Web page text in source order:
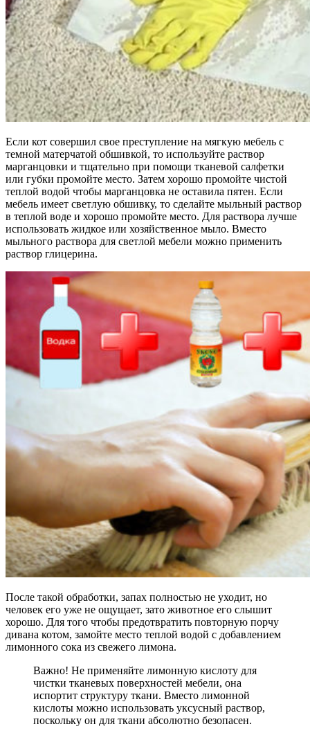
Если кот совершил свое преступление на мягкую мебель с
темной матерчатой обшивкой, то используйте раствор
марганцовки и тщательно при помощи тканевой салфетки
или губки промойте место. Затем хорошо промойте чистой
теплой водой чтобы марганцовка не оставила пятен. Если
мебель имеет светлую обшивку, то сделайте мыльный раствор
в теплой воде и хорошо промойте место. Для раствора лучше
использовать жидкое или хозяйственное мыло. Вместо
мыльного раствора для светлой мебели можно применить
раствор глицерина.
После такой обработки, запах полностью не уходит, но
человек его уже не ощущает, зато животное его слышит
хорошо. Для того чтобы предотвратить повторную порчу
дивана котом, замойте место теплой водой с добавлением
лимонного сока из свежего лимона.
Важно! Не применяйте лимонную кислоту для
чистки тканевых поверхностей мебели, она
испортит структуру ткани. Вместо лимонной
кислоты можно использовать уксусный раствор,
поскольку он для ткани абсолютно безопасен.